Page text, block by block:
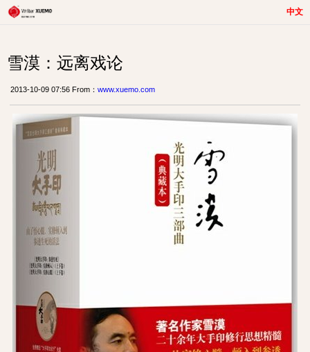
中文
雪漠：远离戏论
2013-10-09 07:56 From： www.xuemo.com